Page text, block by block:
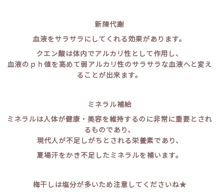
新陳代謝
血液をサラサラにしてくれる効果があります。
クエン酸は体内でアルカリ性として作用し、
血液のｐｈ値を高めて弱アルカリ性のサラサラな血液へと変え
ることが出来ます。
ミネラル補給
ミネラルは人体が健康・美容を維持するのに非常に重要とされ
るものであり、
現代人が不足しがちとされる栄養素であり、
夏場汗をかき不足したミネラルを補います。
梅干しは塩分が多いため注意してくださいね★